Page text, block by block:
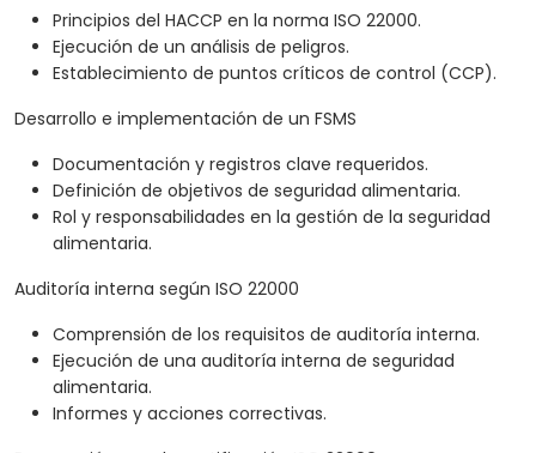
Principios del HACCP en la norma ISO 22000.
Ejecución de un análisis de peligros.
Establecimiento de puntos críticos de control (CCP).
Desarrollo e implementación de un FSMS
Documentación y registros clave requeridos.
Definición de objetivos de seguridad alimentaria.
Rol y responsabilidades en la gestión de la seguridad
alimentaria.
Auditoría interna según ISO 22000
Comprensión de los requisitos de auditoría interna.
Ejecución de una auditoría interna de seguridad
alimentaria.
Informes y acciones correctivas.